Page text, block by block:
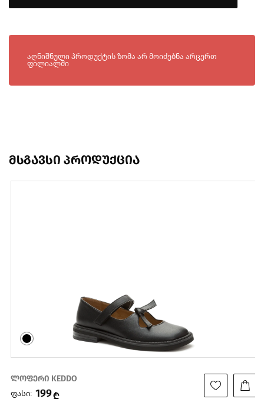
ხელმისაწვდომია შემდეგ ფილიალებში:
აღნიშნული პროდუქტის ზომა არ მოიძებნა არცერთ
ფილიალში
მსგავსი პროდუქცია
ლოფერი KEDDO
ფასი: 199₾